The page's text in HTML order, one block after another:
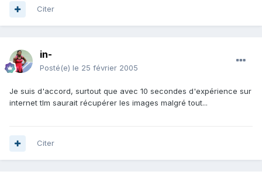
Citer
in-
Posté(e) le 25 février 2005
Je suis d'accord, surtout que avec 10 secondes d'expérience sur
internet tlm saurait récupérer les images malgré tout...
Citer